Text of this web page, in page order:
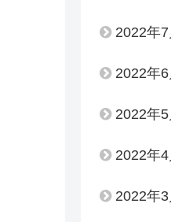
2022年7
2022年6
2022年5
2022年4
2022年3